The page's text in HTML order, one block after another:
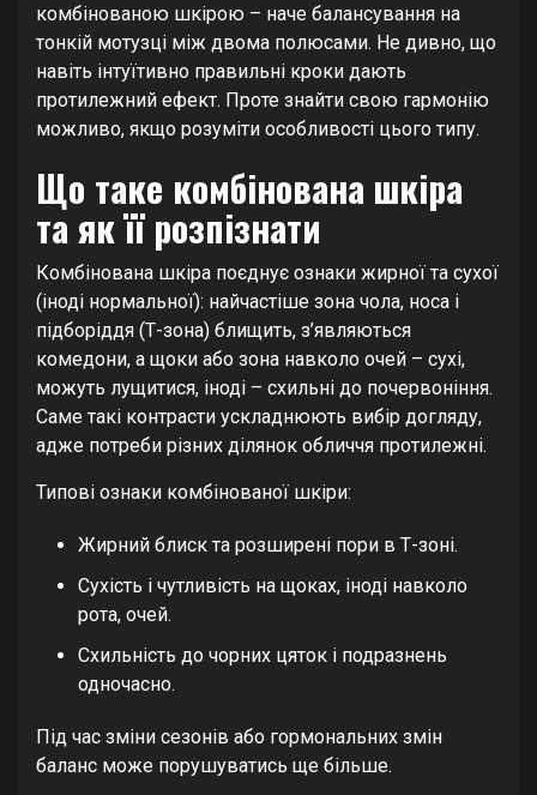
комбінованою шкірою – наче балансування на
тонкій мотузці між двома полюсами. Не дивно, що
навіть інтуїтивно правильні кроки дають
протилежний ефект. Проте знайти свою гармонію
можливо, якщо розуміти особливості цього типу.
Що таке комбінована шкіра
та як її розпізнати
Комбінована шкіра поєднує ознаки жирної та сухої
(іноді нормальної): найчастіше зона чола, носа і
підборіддя (Т-зона) блищить, з’являються
комедони, а щоки або зона навколо очей – сухі,
можуть лущитися, іноді – схильні до почервоніння.
Саме такі контрасти ускладнюють вибір догляду,
адже потреби різних ділянок обличчя протилежні.
Типові ознаки комбінованої шкіри:
Жирний блиск та розширені пори в Т-зоні.
Сухість і чутливість на щоках, іноді навколо
рота, очей.
Схильність до чорних цяток і подразнень
одночасно.
Під час зміни сезонів або гормональних змін
баланс може порушуватись ще більше.